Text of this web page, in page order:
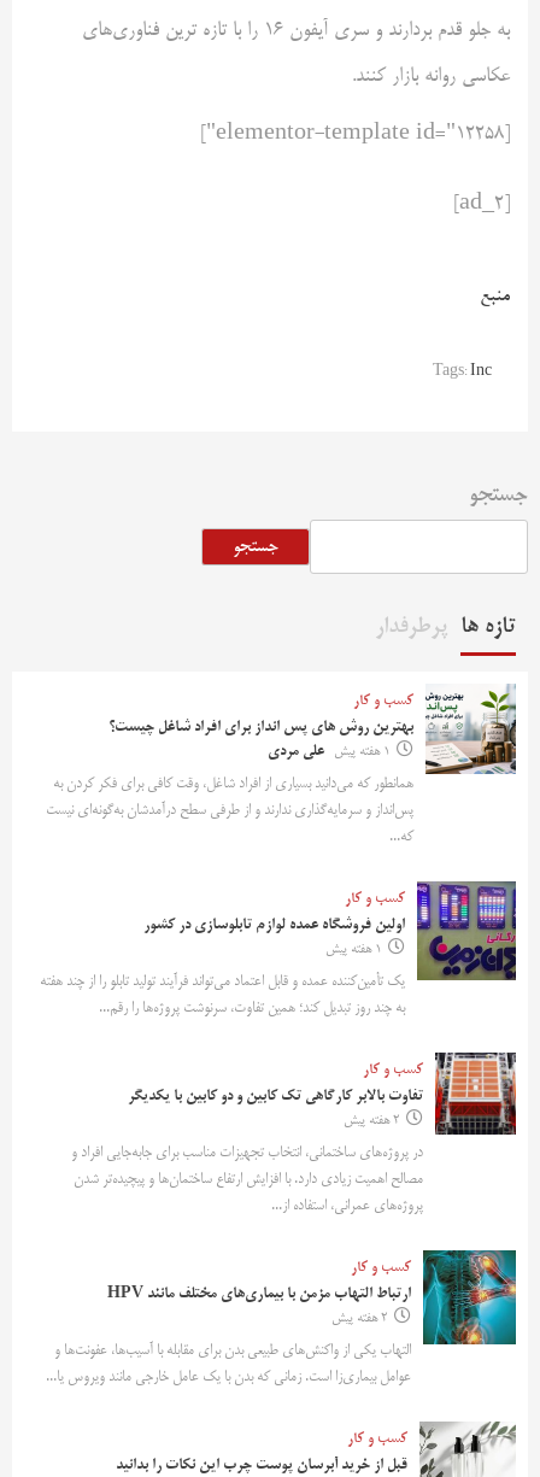
به جلو قدم بردارند و سری آیفون‌ ۱۶ را با تازه ترین فناوری‌های
عکاسی روانه بازار کنند.
منبع
Tags: Inc
جستجو
جستجو
تازه ها پرطرفدار
کسب و کار
بهترین روش‌ های پس‌ انداز برای افراد شاغل چیست؟
1 هفته پیش
علی مردی
همانطور که می‌دانید بسیاری از افراد شاغل، وقت کافی برای فکر کردن به
پس‌انداز و سرمایه‌گذاری ندارند و از طرفی سطح درآمدشان به‌گونه‌ای نیست
که...
کسب و کار
اولین فروشگاه عمده لوازم تابلوسازی در کشور
1 هفته پیش
یک تأمین‌کننده عمده و قابل اعتماد می‌تواند فرآیند تولید تابلو را از چند هفته
به چند روز تبدیل کند؛ همین تفاوت، سرنوشت پروژه‌ها را رقم...
کسب و کار
تفاوت بالابر کارگاهی تک کابین و دو کابین با یکدیگر
2 هفته پیش
در پروژه‌های ساختمانی، انتخاب تجهیزات مناسب برای جابه‌جایی افراد و
مصالح اهمیت زیادی دارد. با افزایش ارتفاع ساختمان‌ها و پیچیده‌تر شدن
پروژه‌های عمرانی، استفاده از...
کسب و کار
ارتباط التهاب مزمن با بیماری‌های مختلف مانند HPV
2 هفته پیش
التهاب یکی از واکنش‌های طبیعی بدن برای مقابله با آسیب‌ها، عفونت‌ها و
عوامل بیماری‌زا است. زمانی که بدن با یک عامل خارجی مانند ویروس یا...
کسب و کار
قبل از خرید آبرسان پوست چرب این نکات را بدانید